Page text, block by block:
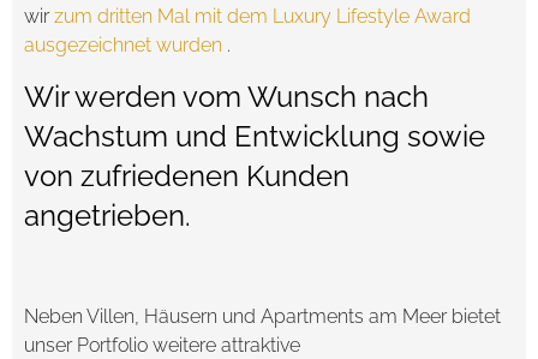
wirzum dritten Mal mit dem Luxury Lifestyle Award
ausgezeichnet wurden .
Wir werden vom Wunsch nach
Wachstum und Entwicklung sowie
von zufriedenen Kunden
angetrieben.
Neben Villen, Häusern und Apartments am Meer bietet
unser Portfolio weitere attraktive